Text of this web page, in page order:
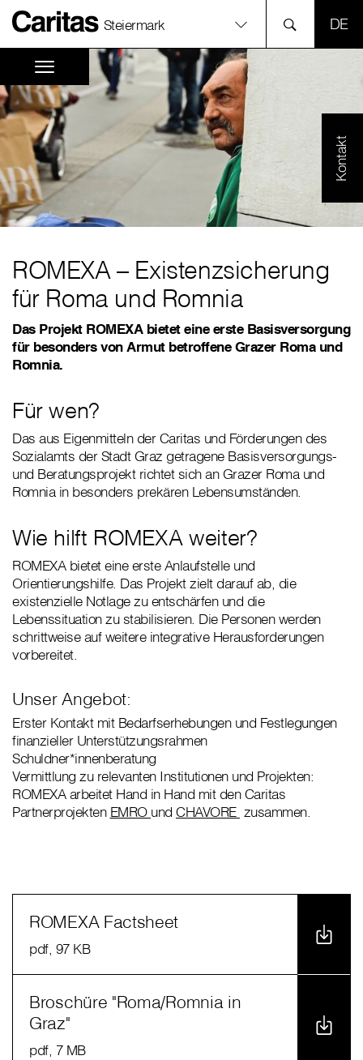
Steiermark
Kontakt
ROMEXA – Existenzsicherung
für Roma und Romnia
Das Projekt ROMEXA bietet eine erste Basisversorgung
für besonders von Armut betroffene Grazer Roma und
Romnia.
Für wen?
Das aus Eigenmitteln der Caritas und Förderungen des
Sozialamts der Stadt Graz getragene Basisversorgungs-
und Beratungsprojekt richtet sich an Grazer Roma und
Romnia in besonders prekären Lebensumständen.
Wie hilft ROMEXA weiter?
ROMEXA bietet eine erste Anlaufstelle und
Orientierungshilfe. Das Projekt zielt darauf ab, die
existenzielle Notlage zu entschärfen und die
Lebenssituation zu stabilisieren. Die Personen werden
schrittweise auf weitere integrative Herausforderungen
vorbereitet.
Unser Angebot:
Erster Kontakt mit Bedarfserhebungen und Festlegungen
finanzieller Unterstützungsrahmen
Schuldner*innenberatung
Vermittlung zu relevanten Institutionen und Projekten:
ROMEXA arbeitet Hand in Hand mit den Caritas
Partnerprojekten EMRO und CHAVORE zusammen.
ROMEXA Factsheet
pdf, 97 KB
Broschüre "Roma/Romnia in
Graz"
pdf, 7 MB